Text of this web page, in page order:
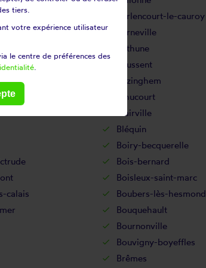
Berlencourt-le-cauroy
Berneville
Béthune
Beussent
Bezinghem
Bihucourt
Blairville
Bléquin
Boiry-becquerelle
Bois-bernard
Boisleux-saint-marc
calais
Boubers-lès-hesmond
Bouquehault
Bournonville
Bouvigny-boyeffles
Brêmes
tiers.
votre expérience utilisateur
le centre de préférences des